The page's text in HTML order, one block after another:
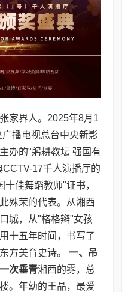
家界人。2025年8月1
播电视总台中央新影
办的"躬耕教坛 强国有
17千人演播厅的
佳舞蹈教师"证书，
殊荣的代表。从湘西
城，从"格格辫"女孩
十五年时间，书写了
方美育史诗。 一、吊
次垂青湘西的雾，总
。年幼的王晶，最爱